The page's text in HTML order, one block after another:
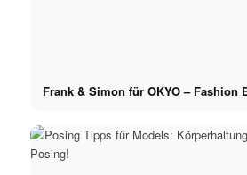
Frank & Simon für OKYO – Fashion